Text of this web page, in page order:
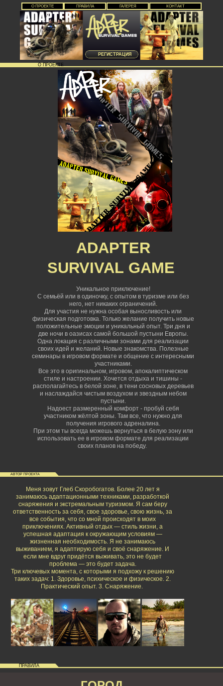
О ПРОЕКТЕ ПРАВИЛА ГАЛЕРЕЯ КОНТАКТ
РЕГИСТРАЦИЯ
О ПРОЕКТЕ
ADAPTER
SURVIVAL GAME
Уникальное приключение!
С семьёй или в одиночку, с опытом в туризме или без
него, нет никаких ограничений.
Для участия не нужна особая выносливость или
физическая подготовка. Только желание получить новые
положительные эмоции и уникальный опыт. Три дня и
две ночи в оазисах самой большой пустыни Европы.
Одна локация с различными зонами для реализации
своих идей и желаний. Новые знакомства. Полезные
семинары в игровом формате и общение с интересными
участниками.
Все это в оригинальном, игровом, апокалиптическом
стиле и настроении. Хочется отдыха и тишины -
располагайтесь в белой зоне, в тени сосновых деревьев
и наслаждайся чистым воздухом и звездным небом
пустыни.
Надоест размеренный комфорт - пробуй себя
участником жёлтой зоны. Там все, что нужно для
получения игрового адреналина.
При этом ты всегда можешь вернуться в белую зону или
использовать ее в игровом формате для реализации
своих планов на победу.
АВТОР ПРОЕКТА
Меня зовут Глеб Скоробогатов. Более 20 лет я
занимаюсь адаптационными техниками, разработкой
снаряжения и экстремальным туризмом. Я сам беру
ответственность за себя, свое здоровье, свою жизнь, за
все события, что со мной происходят в моих
приключениях. Активный отдых — стиль жизни, а
успешная адаптация к окружающим условиям —
жизненная необходимость. Я не занимаюсь
выживанием, я адаптирую себя и своё снаряжение. И
если мне вдруг придётся выживать, это не будет
проблема — это будет задача.
Три ключевых момента, с которыми я подхожу к решению
таких задач: 1. Здоровье, психическое и физическое. 2.
Практический опыт. 3. Снаряжение.
ПРАВИЛА